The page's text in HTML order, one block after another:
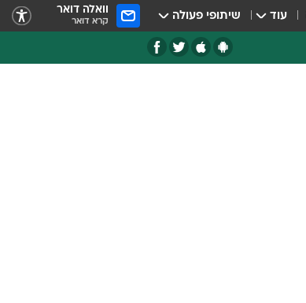
עוד שיתופי פעולה וואלה דואר
קרא דואר